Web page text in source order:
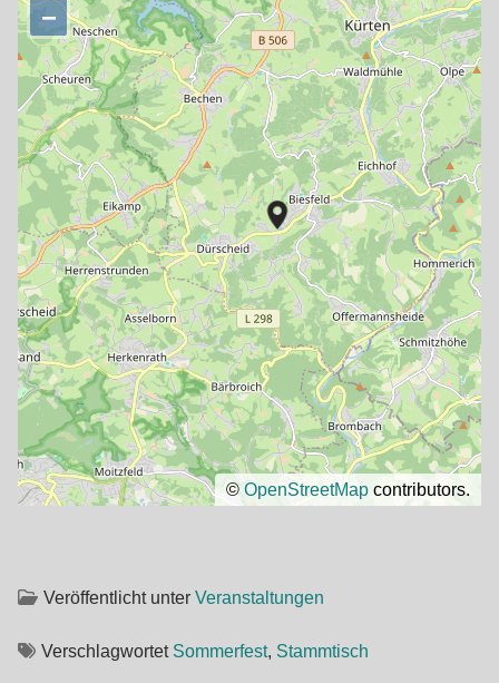
−
© OpenStreetMap contributors.
Veröffentlicht unter Veranstaltungen
Verschlagwortet Sommerfest, Stammtisch